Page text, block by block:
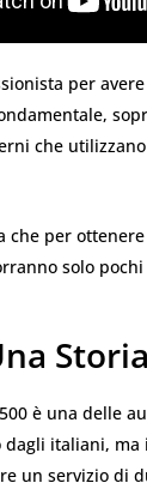
per
che
che per
solo
è una delle
dagli italiani, ma
un servizio di